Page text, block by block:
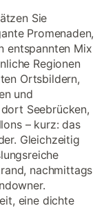
Sie
Promenaden,
entspannten Mix
Regionen
Ortsbildern,
und
Seebrücken,
– kurz: das
Gleichzeitig
nachmittags
eine dichte